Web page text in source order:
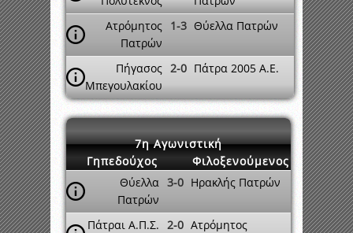
Ατρόμητος
Πατρών
1-3 Θύελλα Πατρών
Πήγασος
Μπεγουλακίου
2-0 Πάτρα 2005 A.E.
7η Αγωνιστική
Γηπεδούχος
Φιλοξενούμενος
Θύελλα
Πατρών
3-0 Ηρακλής Πατρών
Πάτραι Α.Π.Σ. 2-0 Ατρόμητος